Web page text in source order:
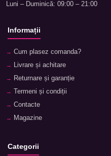
Luni – Duminică: 09:00 – 21:00
Informații
Cum plasez comanda?
Livrare și achitare
Returnare și garanție
Termeni și condiții
Contacte
Magazine
Categorii